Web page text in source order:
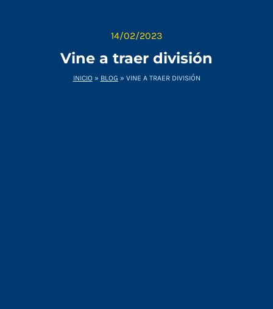
14/02/2023
Vine a traer división
INICIO» BLOG » VINE A TRAER DIVISIÓN